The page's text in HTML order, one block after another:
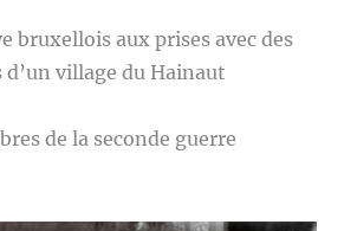
bruxellois aux prises avec des
village du Hainaut
de la seconde guerre